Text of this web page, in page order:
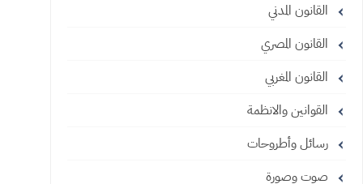
القانون المدني
القانون المصري
القانون المغربي
القوانين والانظمة
رسائل وأطروحات
صوت وصورة